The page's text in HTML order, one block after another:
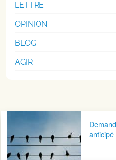
LETTRE
OPINION
BLOG
AGIR
Navigation postale
anticipé